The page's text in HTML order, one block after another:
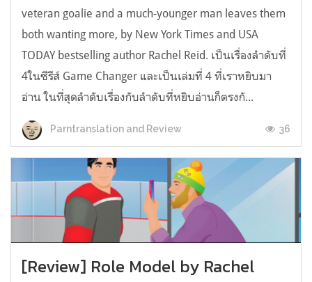
veteran goalie and a much-younger man leaves them
both wanting more, by New York Times and USA
TODAY bestselling author Rachel Reid. เป็นเรื่องลำดับที่
4ในซีรีส์ Game Changer และเป็นเล่มที่ 4 ที่เราหยิบมา
อ่าน ในที่สุดลำดับเรื่องกับลำดับที่หยิบอ่านก็ตรงกั...
Parntranslation and Review 36
[Review] Role Model by Rachel